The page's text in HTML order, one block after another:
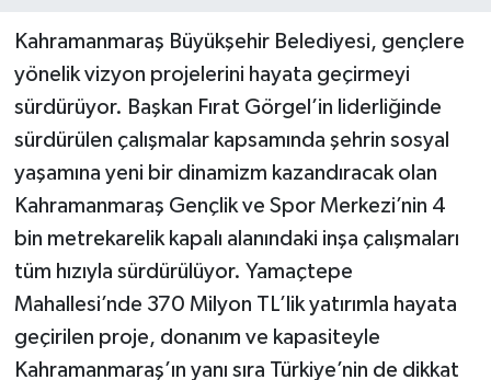
Kahramanmaraş Büyükşehir Belediyesi, gençlere
yönelik vizyon projelerini hayata geçirmeyi
sürdürüyor. Başkan Fırat Görgel’in liderliğinde
sürdürülen çalışmalar kapsamında şehrin sosyal
yaşamına yeni bir dinamizm kazandıracak olan
Kahramanmaraş Gençlik ve Spor Merkezi’nin 4
bin metrekarelik kapalı alanındaki inşa çalışmaları
tüm hızıyla sürdürülüyor. Yamaçtepe
Mahallesi’nde 370 Milyon TL’lik yatırımla hayata
geçirilen proje, donanım ve kapasiteyle
Kahramanmaraş’ın yanı sıra Türkiye’nin de dikkat